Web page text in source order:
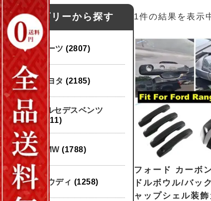
カテゴリーから探す
パーツ (2807)
トヨタ (2185)
メルセデスベンツ
(1911)
BMW (1788)
アウディ (1258)
1件の結果を表示
フォード カーボ
ドルボウル/バッ
ャップシェル装飾